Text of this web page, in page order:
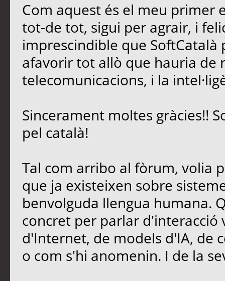
Com aquest és el meu primer
tot-de tot, sigui per agrair, i
imprescindible que SoftCatalà
afavorir tot allò que hauria de
telecomunicacions, i la
Sincerament moltes gràcies!!
pel català!
Tal com arribo al fòrum, volia
que ja existeixen sobre
benvolguda llengua humana.
concret per parlar d'interacció
d'Internet, de models d'IA, de
o com s'hi anomenin. I de la